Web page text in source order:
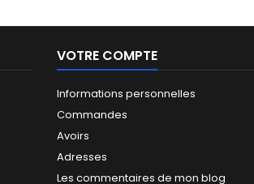
VOTRE COMPTE
Informations personnelles
Commandes
Avoirs
Adresses
Les commentaires de mon blog